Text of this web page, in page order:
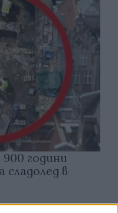
години
сладолед в